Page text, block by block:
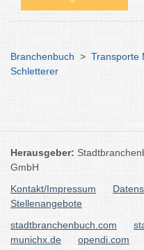
Branchenbuch > Transporte
Schletterer
Herausgeber:
GmbH
Kontakt/Impressum
Stellenangebote
stadtbranchenbuch.com
munichx.de
opendi.com